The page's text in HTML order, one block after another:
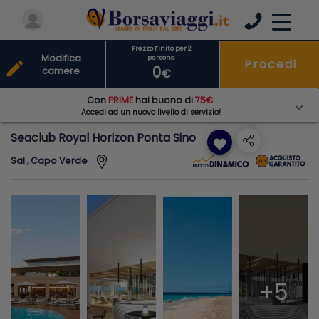
Seaclub Royal Horizon Ponta Sino favorite
Sal , Capo Verde
+5
Prezzo Finito per 2
persone
0€
Procedi
edit
Modifica
camere
Con PRIME hai buono di75€.
Accedi ad un nuovo livello di servizio!